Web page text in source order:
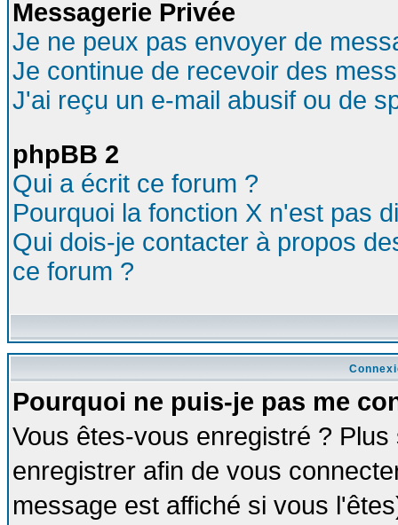
Messagerie Privée
Je ne peux pas envoyer de
Je continue de recevoir des
J'ai reçu un e-mail abusif ou de
phpBB 2
Qui a écrit ce forum ?
Pourquoi la fonction X n'est pas
Qui dois-je contacter à propos
ce forum ?
Pourquoi ne puis-je pas me
Vous êtes-vous enregistré ?
enregistrer afin de vous
message est affiché si vous